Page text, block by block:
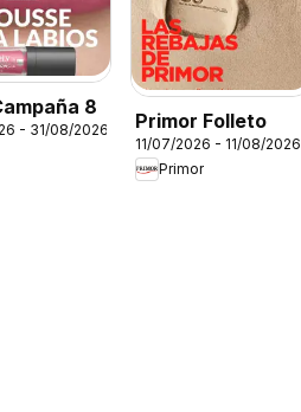
8
- 31/08/2026
Primor Folleto
11/07/2026 - 11/08/2026
Primor